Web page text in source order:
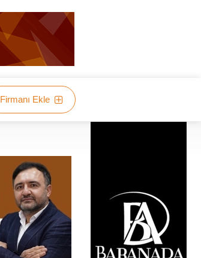
Firmanı Ekle